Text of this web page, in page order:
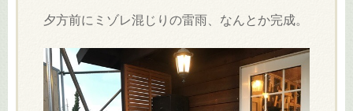
夕方前にミゾレ混じりの雷雨、なんとか完成。